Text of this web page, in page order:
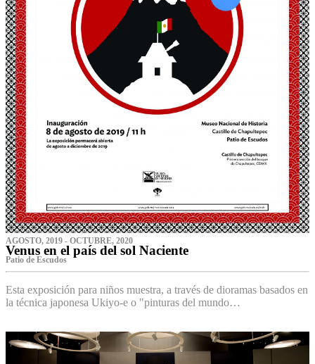
AGOSTO, 2019 - OCTUBRE, 2020
Venus en el país del sol Naciente
P‌atio de Escudos
Esta exposición para niños muestra, a través de dioramas basados en
la técnica japonesa Ukiyo-e o "pinturas del mundo…